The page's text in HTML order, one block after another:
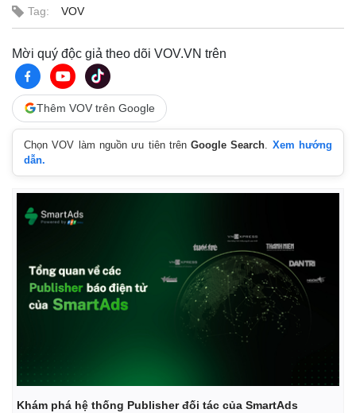
Tag: VOV
Mời quý độc giả theo dõi VOV.VN trên
Thêm VOV trên Google
Chọn VOV làm nguồn ưu tiên trênGoogle Search
Xem hướng
dẫn.
Khám phá hệ thống Publisher đối tác của SmartAds